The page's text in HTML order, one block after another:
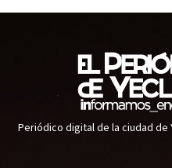
Periódico digital de la ciudad de